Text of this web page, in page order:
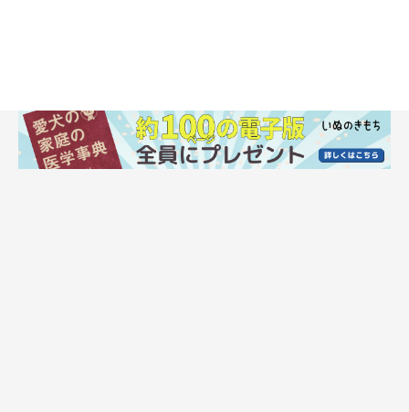
ほど眠ることも。そのため、元気や食欲があれば、老犬が寝てば
かりいるからといって、大きな心配はいらないでしょう。